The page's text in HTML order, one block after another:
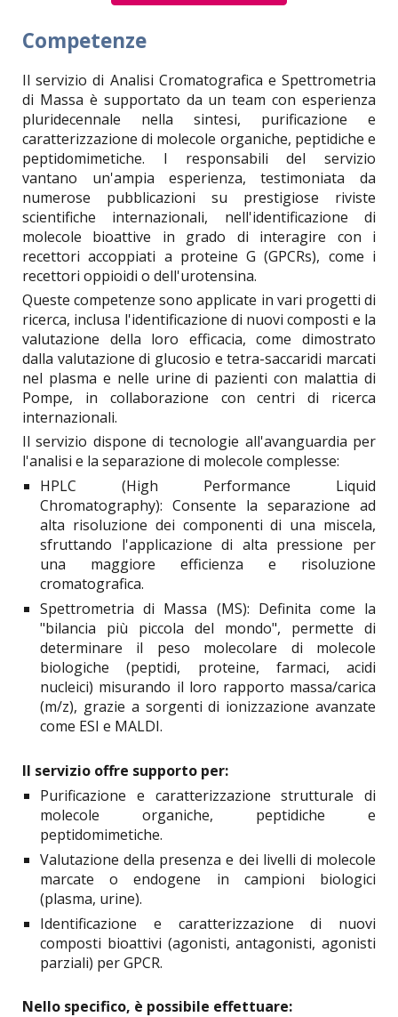
Competenze
Il servizio di Analisi Cromatografica e Spettrometria
di Massa è supportato da un team con esperienza
pluridecennale nella sintesi, purificazione e
caratterizzazione di molecole organiche, peptidiche e
peptidomimetiche. I responsabili del servizio
vantano un'ampia esperienza, testimoniata da
numerose pubblicazioni su prestigiose riviste
scientifiche internazionali, nell'identificazione di
molecole bioattive in grado di interagire con i
recettori accoppiati a proteine G (GPCRs), come i
recettori oppioidi o dell'urotensina.
Queste competenze sono applicate in vari progetti di
ricerca, inclusa l'identificazione di nuovi composti e la
valutazione della loro efficacia, come dimostrato
dalla valutazione di glucosio e tetra-saccaridi marcati
nel plasma e nelle urine di pazienti con malattia di
Pompe, in collaborazione con centri di ricerca
internazionali.
Il servizio dispone di tecnologie all'avanguardia per
l'analisi e la separazione di molecole complesse:
HPLC (High Performance Liquid
Chromatography): Consente la separazione ad
alta risoluzione dei componenti di una miscela,
sfruttando l'applicazione di alta pressione per
una maggiore efficienza e risoluzione
cromatografica.
Spettrometria di Massa (MS): Definita come la
"bilancia più piccola del mondo", permette di
determinare il peso molecolare di molecole
biologiche (peptidi, proteine, farmaci, acidi
nucleici) misurando il loro rapporto massa/carica
(m/z), grazie a sorgenti di ionizzazione avanzate
come ESI e MALDI.
Il servizio offre supporto per:
Purificazione e caratterizzazione strutturale di
molecole organiche, peptidiche e
peptidomimetiche.
Valutazione della presenza e dei livelli di molecole
marcate o endogene in campioni biologici
(plasma, urine).
Identificazione e caratterizzazione di nuovi
composti bioattivi (agonisti, antagonisti, agonisti
parziali) per GPCR.
Nello specifico, è possibile effettuare: